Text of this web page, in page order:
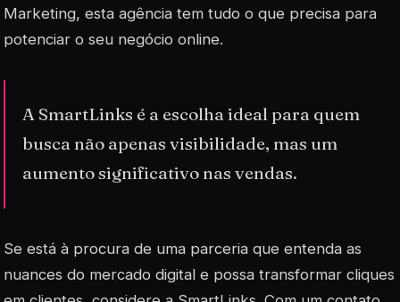
Marketing, esta agência tem tudo o que precisa para
potenciar o seu negócio online.
A SmartLinks é a escolha ideal para quem
busca não apenas visibilidade, mas um
aumento significativo nas vendas.
Se está à procura de uma parceria que entenda as
nuances do mercado digital e possa transformar cliques